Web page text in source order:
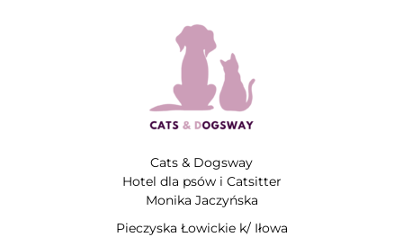
Cats & Dogsway
Hotel dla psów i Catsitter
Monika Jaczyńska
Pieczyska Łowickie k/ Iłowa